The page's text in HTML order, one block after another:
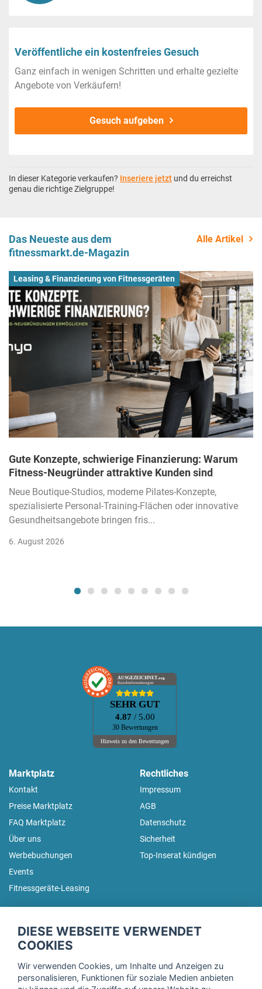
Veröffentliche ein kostenfreies Gesuch
Ganz einfach in wenigen Schritten und erhalte gezielte
Angebote von Verkäufern!
Gesuch aufgeben
In dieser Kategorie verkaufen? Inseriere jetzt und du erreichst
genau die richtige Zielgruppe!
Das Neueste aus dem
fitnessmarkt.de-Magazin
Alle Artikel
Leasing & Finanzierung von Fitnessgeräten
Gute Konzepte, schwierige Finanzierung: Warum
Fitness-Neugründer attraktive Kunden sind
Neue Boutique-Studios, moderne Pilates-Konzepte,
spezialisierte Personal-Training-Flächen oder innovative
Gesundheitsangebote bringen fris...
6. August 2026
AUSGEZEICHNET.org
Kundenbewertungen
SEHR GUT
4.87 / 5.00
30 Bewertungen
Hinweis zu den Bewertungen
Marktplatz
Kontakt
Preise Marktplatz
FAQ Marktplatz
Über uns
Werbebuchungen
Events
Fitnessgeräte-Leasing
Rechtliches
Impressum
AGB
Datenschutz
Sicherheit
Top-Inserat kündigen
Trage dich hier für unseren Newsletter ein und erhalte regelmäßig
DIESE WEBSEITE VERWENDET
COOKIES
Wir verwenden Cookies, um Inhalte und Anzeigen zu
personalisieren, Funktionen für soziale Medien anbieten